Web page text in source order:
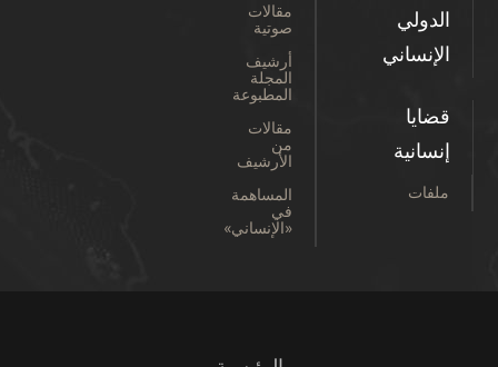
الدولي
الإنساني
قضايا
إنسانية
ملفات
مقالات
صوتية
أرشيف
المجلة
المطبوعة
مقالات
من
الأرشيف
المساهمة
في
«الإنساني»